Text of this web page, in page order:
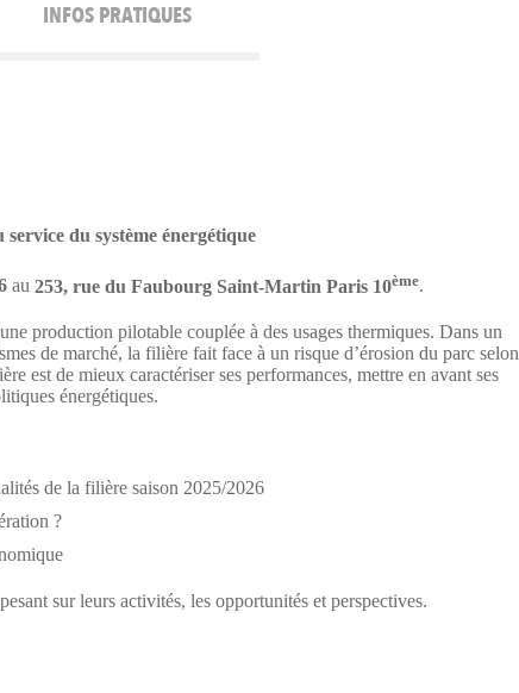
INFOS PRATIQUES
du système énergétique
au 253, rue du Faubourg Saint-Martin Paris 10ème.
production pilotable couplée à des usages thermiques. Dans un
de marché, la filière fait face à un risque d’érosion du parc selon
est de mieux caractériser ses performances, mettre en avant ses
énergétiques.
de la filière saison 2025/2026
?
sur leurs activités, les opportunités et perspectives.